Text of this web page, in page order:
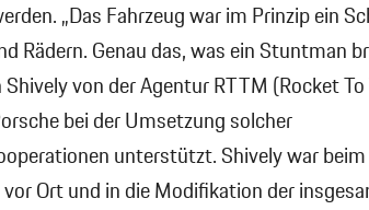
„Das Fahrzeug war im Prinzip ein
Rädern. Genau das, was ein Stuntman
von der Agentur RTTM (Rocket
bei der Umsetzung solcher
unterstützt. Shively war beim
vor Ort und in die Modifikation der